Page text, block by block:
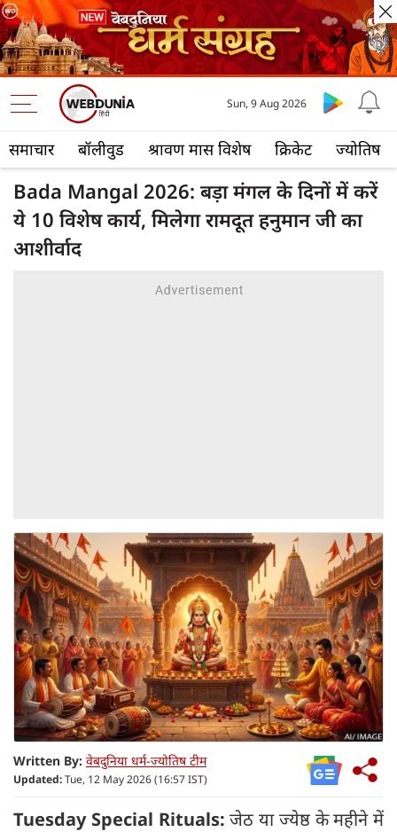
समाचार बॉलीवुड श्रावण मास विशेष क्रिकेट ज्योतिष
Sun, 9 Aug 2026
Bada Mangal 2026: बड़ा मंगल के दिनों में करें
ये 10 विशेष कार्य, मिलेगा रामदूत हनुमान जी का
आशीर्वाद
Written By: वेबदुनिया धर्म-ज्योतिष टीम
Updated:Tue, 12 May 2026 (16:57 IST)
Tuesday Special Rituals:जेठ या ज्येष्ठ के महीने में